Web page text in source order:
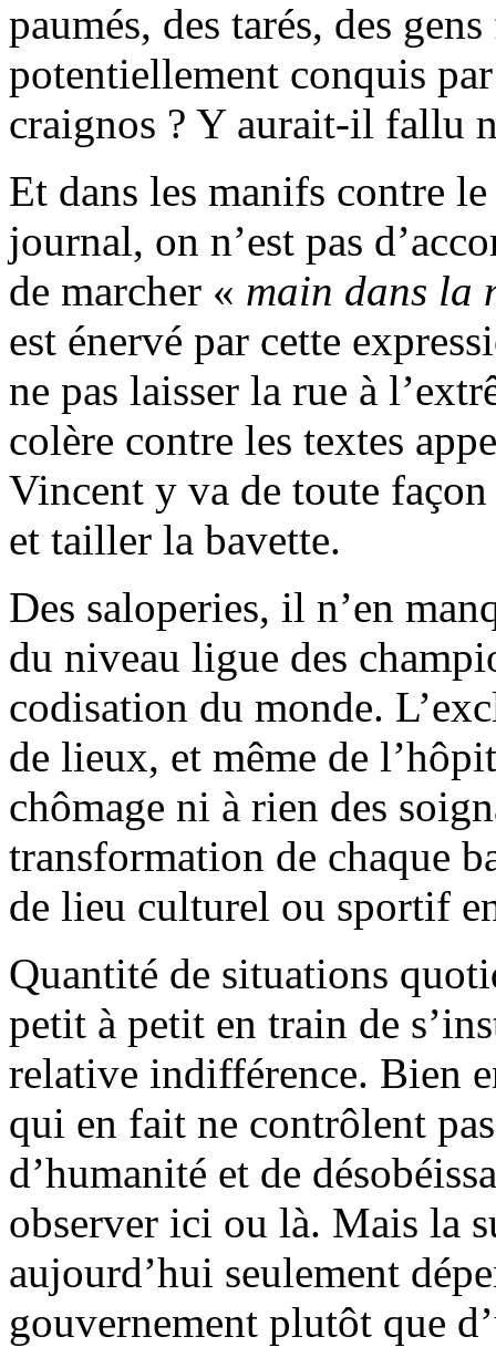
paumés, des tarés, des
potentiellement conquis
craignos ? Y aurait-il fallu
Et dans les manifs contre
journal, on n’est pas
de marcher « main dans la
est énervé par cette
ne pas laisser la rue à
colère contre les textes
Vincent y va de toute
et tailler la bavette.
Des saloperies, il n’en
du niveau ligue des
codisation du monde.
de lieux, et même de
chômage ni à rien des
transformation de chaque
de lieu culturel ou sportif
Quantité de situations
petit à petit en train de
relative indifférence. Bien
qui en fait ne contrôlent
d’humanité et de
observer ici ou là. Mais la
aujourd’hui seulement
gouvernement plutôt que